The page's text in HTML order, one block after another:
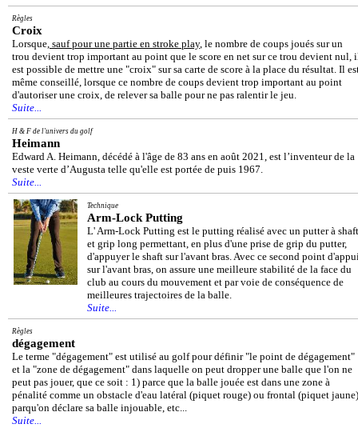
Règles
Croix
Lorsque, sauf pour une partie en stroke play, le nombre de coups joués sur un
trou devient trop important au point que le score en net sur ce trou devient nul,
est possible de mettre une "croix" sur sa carte de score à la place du résultat. Il
même conseillé, lorsque ce nombre de coups devient trop important au point
d'autoriser une croix, de relever sa balle pour ne pas ralentir le jeu.
Suite...
H & F de l'univers du golf
Heimann
Edward A. Heimann, décédé à l'âge de 83 ans en août 2021, est l’inventeur de la
veste verte d’Augusta telle qu'elle est portée de puis 1967.
Suite...
Technique
Arm-Lock Putting
L' Arm-Lock Putting est le putting réalisé avec un putter à shaft
et grip long permettant, en plus d'une prise de grip du putter,
d'appuyer le shaft sur l'avant bras. Avec ce second point
sur l'avant bras, on assure une meilleure stabilité de la face du
club au cours du mouvement et par voie de conséquence de
meilleures trajectoires de la balle.
Suite...
Règles
dégagement
Le terme "dégagement" est utilisé au golf pour définir "le point de dégagement"
et la "zone de dégagement" dans laquelle on peut dropper une balle que l'on ne
peut pas jouer, que ce soit : 1) parce que la balle jouée est dans une zone à
pénalité comme un obstacle d'eau latéral (piquet rouge) ou frontal (piquet
parqu'on déclare sa balle injouable, etc...
Suite...